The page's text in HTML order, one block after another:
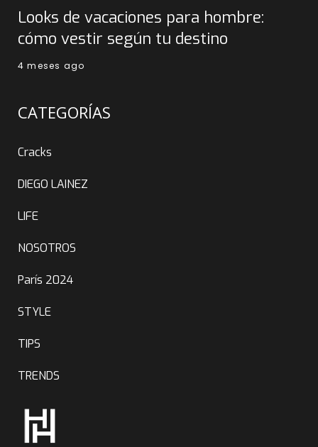
Looks de vacaciones para hombre:
cómo vestir según tu destino
4 meses ago
CATEGORÍAS
Cracks
DIEGO LAINEZ
LIFE
NOSOTROS
París 2024
STYLE
TIPS
TRENDS